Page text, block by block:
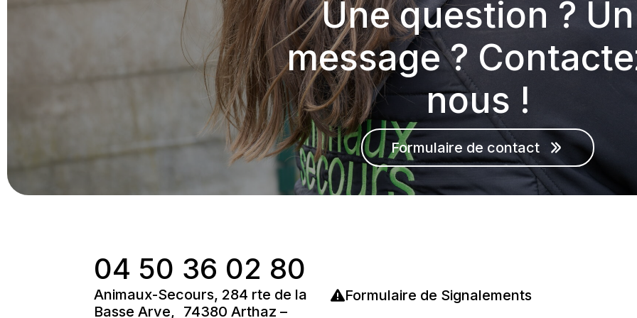
Une question ? Un
message ?
nous !
Formulaire de contact
04 50 36 02 80
Animaux-Secours, 284 rte de la
Basse Arve, 74380 Arthaz –
Formulaire de Signalements